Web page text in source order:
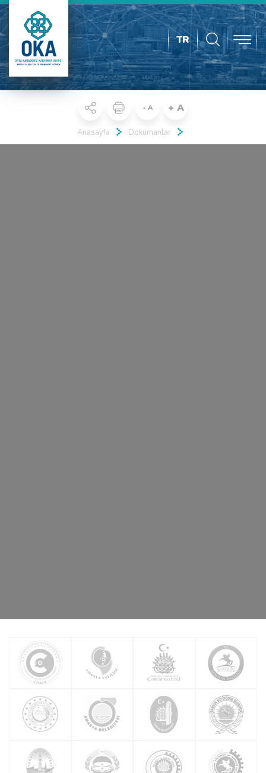
TR
- A + A
Anasayfa Dökümanlar
Real 3D Flipbook has lightbox feature - book can be displayed in the